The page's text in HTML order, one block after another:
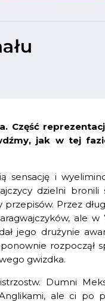
Część
jak w tej
sensację i
dzielni
Przez
ale w
jego drużynie
ponownie rozpoczął
gwizdka.
Dumni
ale ci po